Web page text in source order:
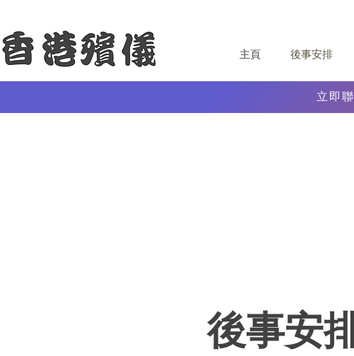
主頁 後事安排
立即
後事安